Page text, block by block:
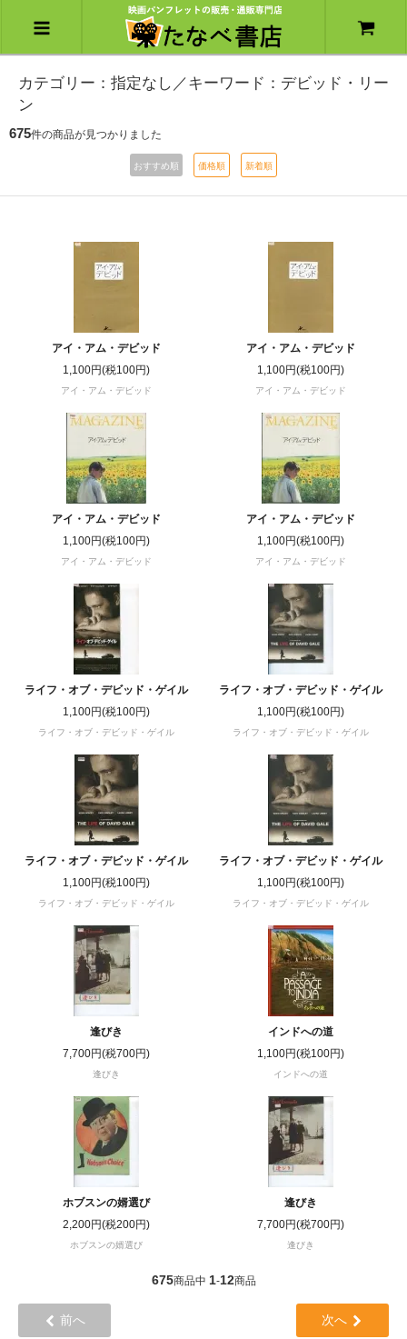
カテゴリー：指定なし／キーワード：デビッド・リー
ン
675件の商品が見つかりました
おすすめ順 価格順 新着順
アイ・アム・デビッド
1,100円(税100円)
アイ・アム・デビッド
アイ・アム・デビッド
1,100円(税100円)
アイ・アム・デビッド
アイ・アム・デビッド
1,100円(税100円)
アイ・アム・デビッド
アイ・アム・デビッド
1,100円(税100円)
アイ・アム・デビッド
ライフ・オブ・デビッド・ゲイル
1,100円(税100円)
ライフ・オブ・デビッド・ゲイル
ライフ・オブ・デビッド・ゲイル
1,100円(税100円)
ライフ・オブ・デビッド・ゲイル
ライフ・オブ・デビッド・ゲイル
1,100円(税100円)
ライフ・オブ・デビッド・ゲイル
ライフ・オブ・デビッド・ゲイル
1,100円(税100円)
ライフ・オブ・デビッド・ゲイル
逢びき
7,700円(税700円)
逢びき
インドへの道
1,100円(税100円)
インドへの道
ホブスンの婿選び
2,200円(税200円)
ホブスンの婿選び
逢びき
7,700円(税700円)
逢びき
675商品中 1-12商品
前へ 次へ